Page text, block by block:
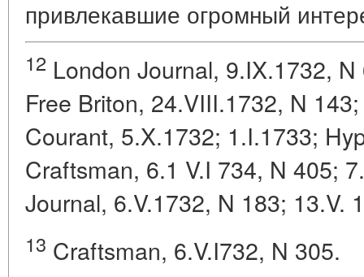
привлекавшие огромный
12 London Journal, 9.IX.1732,
Free Briton, 24.VIII.1732, N
Courant, 5.X.1732; 1.I.1733;
Craftsman, 6.1 V.I 734, N 405;
Journal, 6.V.1732, N 183; 13.V.
13 Craftsman, 6.V.I732, N 305.